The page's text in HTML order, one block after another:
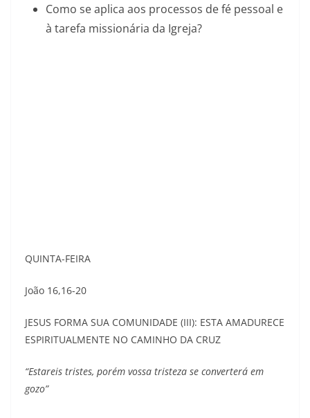
Como se aplica aos processos de fé pessoal e
à tarefa missionária da Igreja?
QUINTA-FEIRA
João 16,16-20
JESUS FORMA SUA COMUNIDADE (III): ESTA AMADURECE
ESPIRITUALMENTE NO CAMINHO DA CRUZ
“Estareis tristes, porém vossa tristeza se converterá em
gozo”